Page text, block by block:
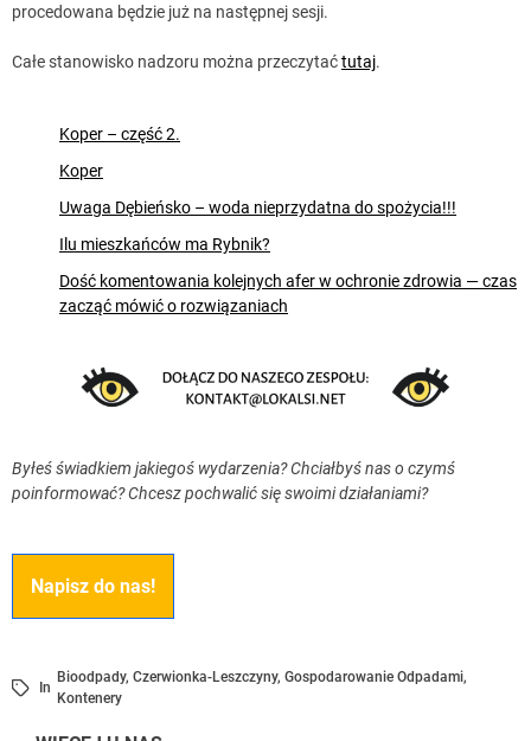
procedowana będzie już na następnej sesji.
Całe stanowisko nadzoru można przeczytaćtutaj.
Koper – część 2.
Koper
Uwaga Dębieńsko – woda nieprzydatna do spożycia!!!
Ilu mieszkańców ma Rybnik?
Dość komentowania kolejnych afer w ochronie zdrowia — czas
zacząć mówić o rozwiązaniach
Byłeś świadkiem jakiegoś wydarzenia? Chciałbyś nas o czymś
poinformować? Chcesz pochwalić się swoimi działaniami?
Napisz do nas!
In
Bioodpady, Czerwionka-Leszczyny, Gospodarowanie Odpadami,
Kontenery